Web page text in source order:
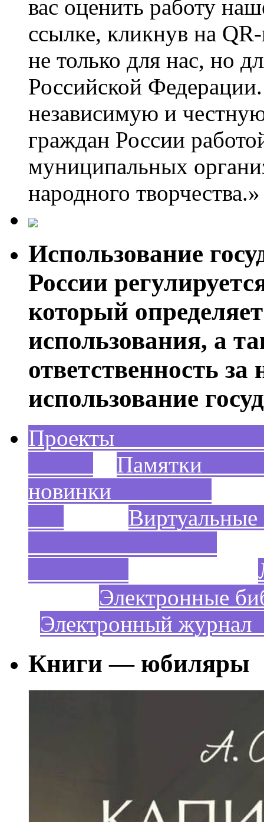
вас оценить работу
ссылке, кликнув на
не только для нас, но
Российской
независимую и
граждан России
муниципальных
народного творчества.»
Использование
России
который
использования, а
ответственность
использование
новинки
Электронные
Электронный
Книги — юбиляры